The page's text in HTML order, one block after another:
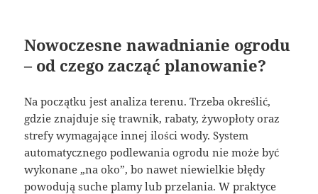
Nowoczesne nawadnianie ogrodu
– od czego zacząć planowanie?
Na początku jest analiza terenu. Trzeba określić,
gdzie znajduje się trawnik, rabaty, żywopłoty oraz
strefy wymagające innej ilości wody. System
automatycznego podlewania ogrodu nie może być
wykonane „na oko”, bo nawet niewielkie błędy
powodują suche plamy lub przelania. W praktyce